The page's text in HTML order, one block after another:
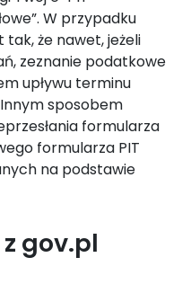
W przypadku
że nawet, jeżeli
zeznanie podatkowe
upływu terminu
Innym sposobem
formularza
formularza PIT
na podstawie
z gov.pl